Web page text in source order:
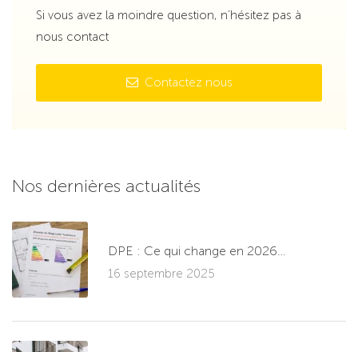
Si vous avez la moindre question, n’hésitez pas à
nous contact
Contactez nous
Nos dernières actualités
DPE : Ce qui change en 2026…
16 septembre 2025